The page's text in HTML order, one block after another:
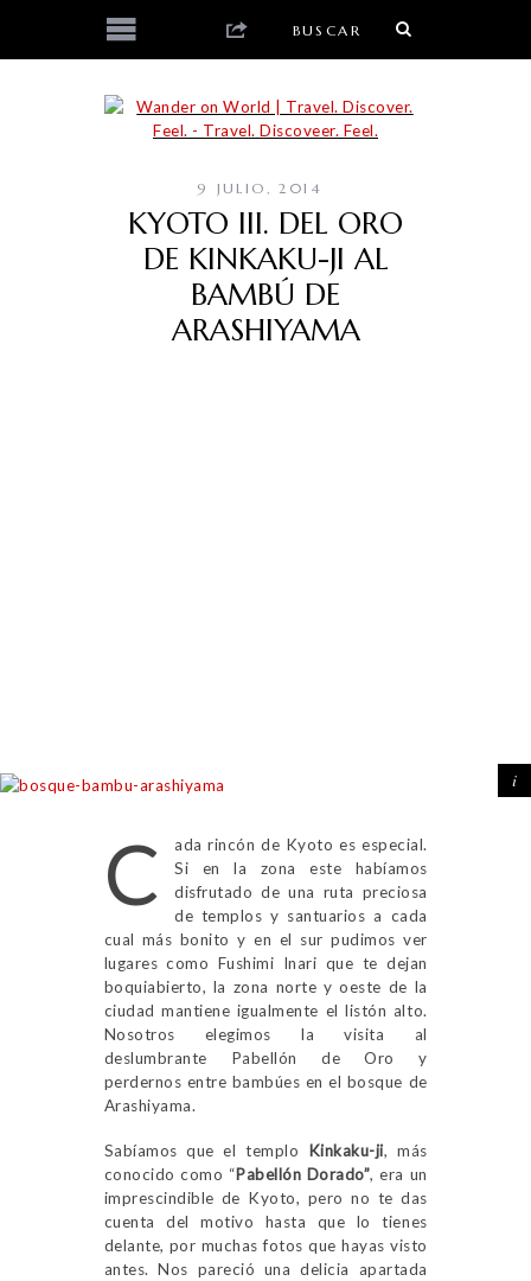
9 JULIO, 2014
KYOTO III. DEL ORO
DE KINKAKU-JI AL
BAMBÚ DE
ARASHIYAMA
C
ada rincón de Kyoto es especial.
Si en la zona este habíamos
disfrutado de una ruta preciosa
de templos y santuarios a cada
cual más bonito y en el sur pudimos ver
lugares como Fushimi Inari que te dejan
boquiabierto, la zona norte y oeste de la
ciudad mantiene igualmente el listón alto.
Nosotros elegimos la visita al
deslumbrante Pabellón de Oro y
perdernos entre bambúes en el bosque de
Arashiyama.
Sabíamos que el templo Kinkaku-ji, más
conocido como “Pabellón Dorado”, era un
imprescindible de Kyoto, pero no te das
cuenta del motivo hasta que lo tienes
delante, por muchas fotos que hayas visto
antes. Nos pareció una delicia apartada